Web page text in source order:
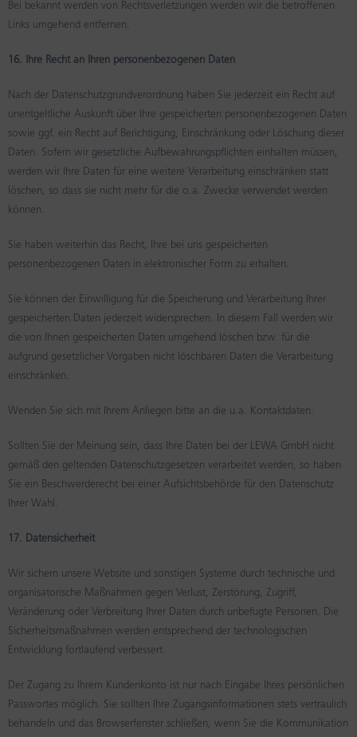
Bei bekannt werden von Rechtsverletzungen werden wir die betroffenen
Links umgehend entfernen.
16. Ihre Recht an Ihren personenbezogenen Daten
Nach der Datenschutzgrundverordnung haben Sie jederzeit ein Recht auf
unentgeltliche Auskunft über Ihre gespeicherten personenbezogenen Daten
sowie ggf. ein Recht auf Berichtigung, Einschränkung oder Löschung dieser
Daten. Sofern wir gesetzliche Aufbewahrungspflichten einhalten müssen,
werden wir Ihre Daten für eine weitere Verarbeitung einschränken statt
löschen, so dass sie nicht mehr für die o.a. Zwecke verwendet werden
können.
Sie haben weiterhin das Recht, Ihre bei uns gespeicherten
personenbezogenen Daten in elektronischer Form zu erhalten.
Sie können der Einwilligung für die Speicherung und Verarbeitung Ihrer
gespeicherten Daten jederzeit widersprechen. In diesem Fall werden wir
die von Ihnen gespeicherten Daten umgehend löschen bzw. für die
aufgrund gesetzlicher Vorgaben nicht löschbaren Daten die Verarbeitung
einschränken.
Wenden Sie sich mit Ihrem Anliegen bitte an die u.a. Kontaktdaten.
Sollten Sie der Meinung sein, dass Ihre Daten bei der LEWA GmbH nicht
gemäß den geltenden Datenschutzgesetzen verarbeitet werden, so haben
Sie ein Beschwerderecht bei einer Aufsichtsbehörde für den Datenschutz
Ihrer Wahl.
17. Datensicherheit
Wir sichern unsere Website und sonstigen Systeme durch technische und
organisatorische Maßnahmen gegen Verlust, Zerstörung, Zugriff,
Veränderung oder Verbreitung Ihrer Daten durch unbefugte Personen. Die
Sicherheitsmaßnahmen werden entsprechend der technologischen
Entwicklung fortlaufend verbessert.
Der Zugang zu Ihrem Kundenkonto ist nur nach Eingabe Ihres persönlichen
Passwortes möglich. Sie sollten Ihre Zugangsinformationen stets vertraulich
behandeln und das Browserfenster schließen, wenn Sie die Kommunikation